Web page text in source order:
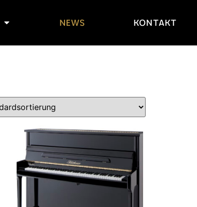
NEWS KONTAKT